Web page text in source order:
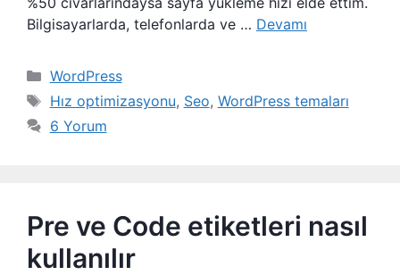
Bilgisayarlarda, telefonlarda ve … Devamı
Kategoriler
WordPress
Etiketler
Hız optimizasyonu, Seo, WordPress temaları
6 Yorum
Pre ve Code etiketleri nasıl
kullanılır